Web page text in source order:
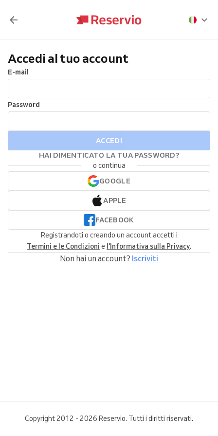
Accedi al tuo account
E-mail
Password
ACCEDI
HAI DIMENTICATO LA TUA PASSWORD?
o continua
GOOGLE
APPLE
FACEBOOK
Registrandoti o creando un account accetti i
Termini e le Condizioni e l'Informativa sulla Privacy.
Non hai un account? Iscriviti
Copyright 2012 - 2026 Reservio. Tutti i diritti riservati.